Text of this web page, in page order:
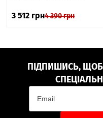
3 512 грн4 390грн
ПІДПИШИСЬ, ЩОБ